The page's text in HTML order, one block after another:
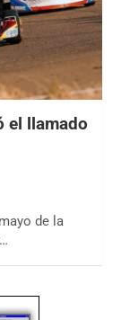
el llamado
de la